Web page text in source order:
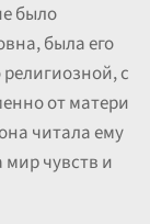
было
была его
с
от матери
читала ему
мир чувств и